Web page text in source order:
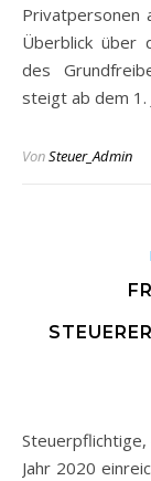
Privatpersonen
Überblick über
des
steigt ab dem 1.
VonSteuer_Admin
Steuerpflichtige, die eine freiwillige Steuererklärung für das
Jahr 2020